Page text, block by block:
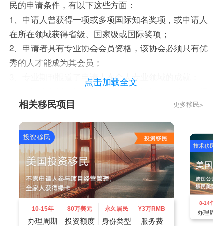
民的申请条件，有以下这些方面：
1、申请人曾获得一项或多项国际知名奖项，或申请人
在所在领域获得省级、国家级或国际奖项；
2、申请者具有专业协会会员资格，该协会必须只有优
秀的人才能成为其会员；
3、专业期刊报道了申请人在个人专业领域的成就；
域的作品进行评审；
5、申请者在科学研究、学术研究、艺术、体育和商业
方面做出了巨大贡献；
6、申请人在自己专业领域的出版物中发表了自己的作
品；
7、申请人在有较高声誉的艺术展览中举办作品展览；
8、申请人在重要的专业组织团体中担任一些重要职
9、申请者在相关领域的工资高于其他同行；
点击加载全文
相关移民项目 更多移民>
投资移民
10-15年
办理周期
80万美元
投资额度
永久居民
身份类型
¥3万RMB
服务费
技术移民
8-14个月
办理周期